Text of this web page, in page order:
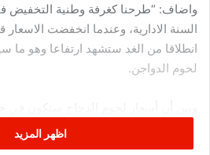
واضاف: “طرحنا كغرفة وطنية التخفيض
السنة الادارية، وعندما انخفضت
انطلاقا من الغد ستشهد ارتفاعا وهو ما
لحوم الدواجن.
المنظمة.
اظهر المزيد